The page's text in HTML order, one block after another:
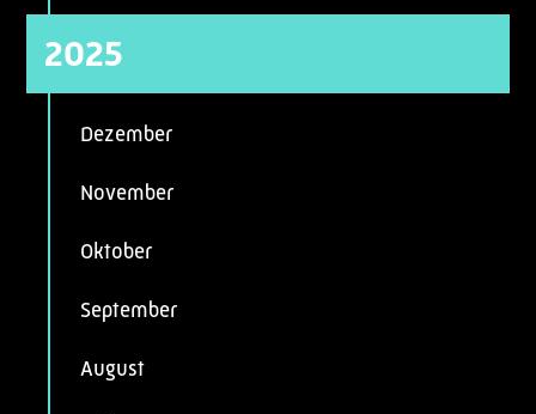
2025
Dezember
November
Oktober
September
August